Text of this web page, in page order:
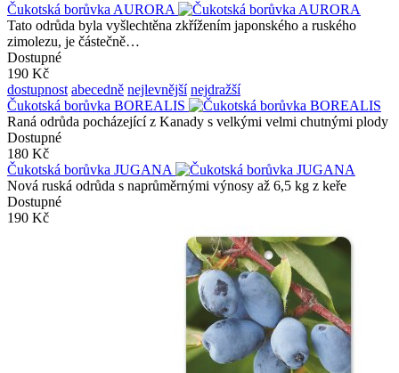
Čukotská borůvka AURORA
Tato odrůda byla vyšlechtěna zkřížením japonského a ruského
zimolezu, je částečně…
Dostupné
190 Kč
dostupnost abecedně nejlevnější nejdražší
Čukotská borůvka BOREALIS
Raná odrůda pocházející z Kanady s velkými velmi chutnými plody
Dostupné
180 Kč
Čukotská borůvka JUGANA
Nová ruská odrůda s naprůměrnými výnosy až 6,5 kg z keře
Dostupné
190 Kč